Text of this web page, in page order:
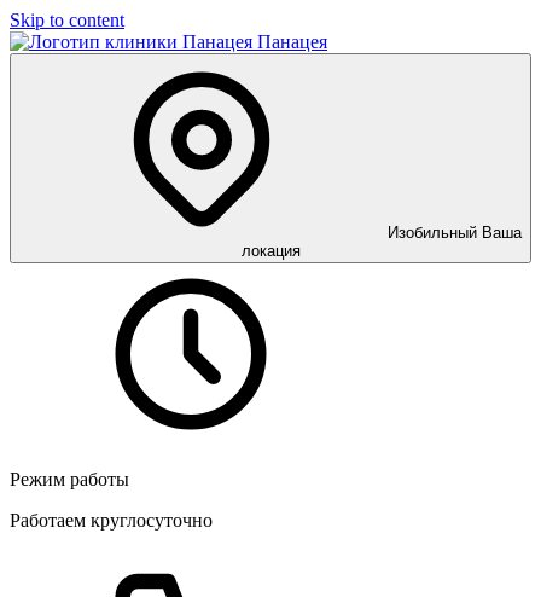
Skip to content
Панацея
Изобильный Ваша
локация
Режим работы
Работаем круглосуточно